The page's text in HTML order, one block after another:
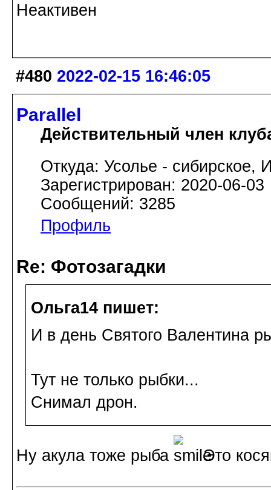
Неактивен
#480 2022-02-15 16:46:05
Parallel
Действительный член
Откуда: Усолье - сибирское,
Зарегистрирован: 2020-06-03
Сообщений: 3285
Профиль
Re: Фотозагадки
Ольга14 пишет:
И в день Святого Валентина
Тут не только рыбки...
Снимал дрон.
Ну акула тоже рыба Это